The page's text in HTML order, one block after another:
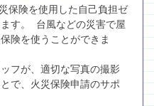
保険を使用した自己負担ゼ
す。 台風などの災害で屋
険を使うことができま
フが、適切な写真の撮影
で、火災保険申請のサポ